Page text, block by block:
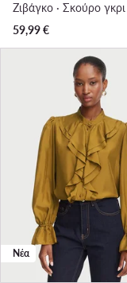
Ζιβάγκο · Σκούρο γκρι
59,99€
Νέα